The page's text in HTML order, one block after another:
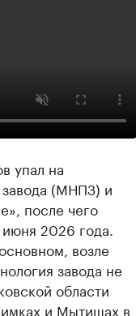
упал на
(МНПЗ) и
после чего
2026 года.
возле
завода не
области
и Мытищах в